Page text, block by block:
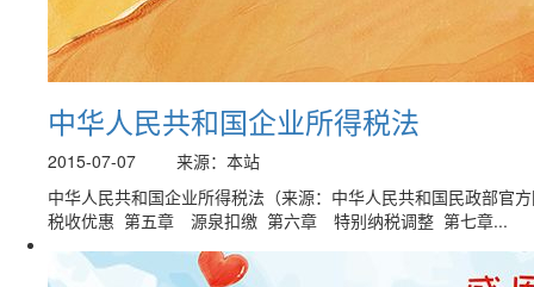
中华人民共和国企业所得税法
2015-07-07
来源：本站
中华人民共和国企业所得税法（来源：中华人民共和国民
税收优惠 第五章 源泉扣缴 第六章 特别纳税调整 第七章...